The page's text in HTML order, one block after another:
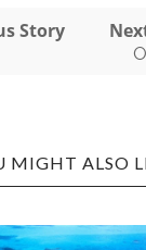
Story
MIGHT ALSO